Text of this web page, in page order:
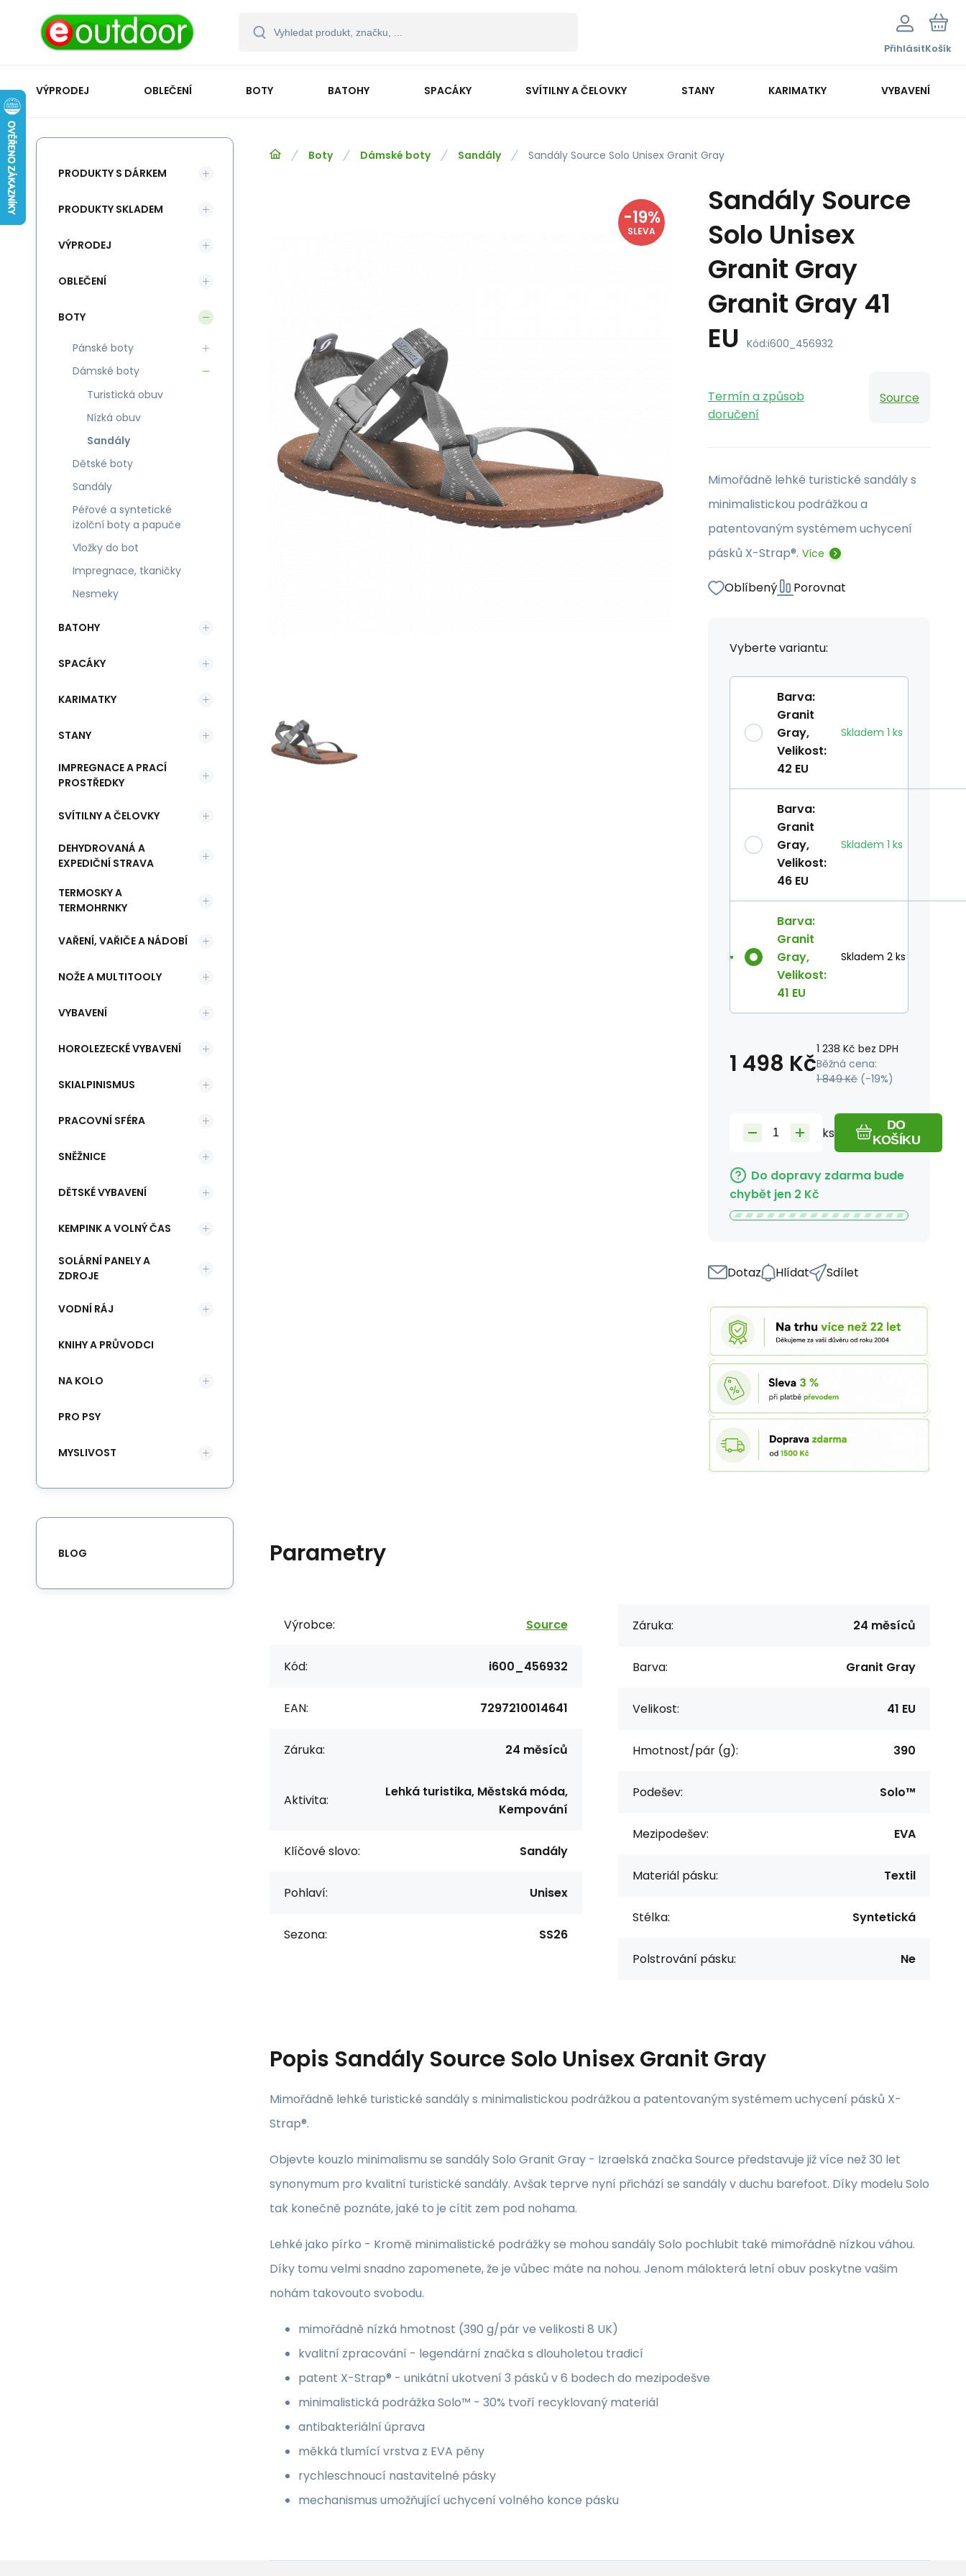
PřihlásitKošík
VÝPRODEJ OBLEČENÍ BOTY BATOHY SPACÁKY SVÍTILNY A ČELOVKY STANY KARIMATKY VYBAVENÍ
Boty Dámské boty Sandály Sandály Source Solo Unisex Granit Gray
-19%
SLEVA
Sandály Source
Solo Unisex
Granit Gray
Granit Gray 41
EU Kód:i600_456932
Termín a způsob
doručení
Source
Mimořádně lehké turistické sandály s
minimalistickou podrážkou a
patentovaným systémem uchycení
pásků X-Strap®. Více
Oblíbený Porovnat
Vyberte variantu:
Barva:
Granit
Gray,
Velikost:
42 EU
Skladem 1 ks
Barva:
Granit
Gray,
Velikost:
46 EU
Skladem 1 ks
Barva:
Granit
Gray,
Velikost:
41 EU
Skladem 2 ks
1 498 Kč1 238 Kč bez DPH
Běžná cena:
1 849 Kč (-19%)
ks
DO
KOŠÍKU
Do dopravy zdarma bude
chybět jen 2 Kč
Dotaz Hlídat Sdílet
Parametry
Výrobce: Source
Kód: i600_456932
EAN: 7297210014641
Záruka: 24 měsíců
Aktivita:
Lehká turistika, Městská móda,
Kempování
Klíčové slovo: Sandály
Pohlaví: Unisex
Sezona: SS26
Záruka: 24 měsíců
Barva: Granit Gray
Velikost: 41 EU
Hmotnost/pár (g): 390
Podešev: Solo™
Mezipodešev: EVA
Materiál pásku: Textil
Stélka: Syntetická
Polstrování pásku: Ne
Popis Sandály Source Solo Unisex Granit Gray
Mimořádně lehké turistické sandály s minimalistickou podrážkou a patentovaným systémem uchycení pásků X-
Strap®.
Objevte kouzlo minimalismu se sandály Solo Granit Gray - Izraelská značka Source představuje již více než 30 let
synonymum pro kvalitní turistické sandály. Avšak teprve nyní přichází se sandály v duchu barefoot. Díky modelu Solo
tak konečně poznáte, jaké to je cítit zem pod nohama.
Lehké jako pírko - Kromě minimalistické podrážky se mohou sandály Solo pochlubit také mimořádně nízkou váhou.
Díky tomu velmi snadno zapomenete, že je vůbec máte na nohou. Jenom málokterá letní obuv poskytne vašim
nohám takovouto svobodu.
mimořádně nízká hmotnost (390 g/pár ve velikosti 8 UK)
kvalitní zpracování - legendární značka s dlouholetou tradicí
patent X-Strap® - unikátní ukotvení 3 pásků v 6 bodech do mezipodešve
minimalistická podrážka Solo™ - 30% tvoří recyklovaný materiál
antibakteriální úprava
měkká tlumící vrstva z EVA pěny
rychleschnoucí nastavitelné pásky
mechanismus umožňující uchycení volného konce pásku
PRODUKTY S DÁRKEM
PRODUKTY SKLADEM
VÝPRODEJ
OBLEČENÍ
BOTY
Pánské boty
Dámské boty
Turistická obuv
Nízká obuv
Sandály
Dětské boty
Sandály
Péřové a syntetické
izolční boty a papuče
Vložky do bot
Impregnace, tkaničky
Nesmeky
BATOHY
SPACÁKY
KARIMATKY
STANY
IMPREGNACE A PRACÍ
PROSTŘEDKY
SVÍTILNY A ČELOVKY
DEHYDROVANÁ A
EXPEDIČNÍ STRAVA
TERMOSKY A
TERMOHRNKY
VAŘENÍ, VAŘIČE A NÁDOBÍ
NOŽE A MULTITOOLY
VYBAVENÍ
HOROLEZECKÉ VYBAVENÍ
SKIALPINISMUS
PRACOVNÍ SFÉRA
SNĚŽNICE
DĚTSKÉ VYBAVENÍ
KEMPINK A VOLNÝ ČAS
SOLÁRNÍ PANELY A
ZDROJE
VODNÍ RÁJ
KNIHY A PRŮVODCI
NA KOLO
PRO PSY
MYSLIVOST
BLOG